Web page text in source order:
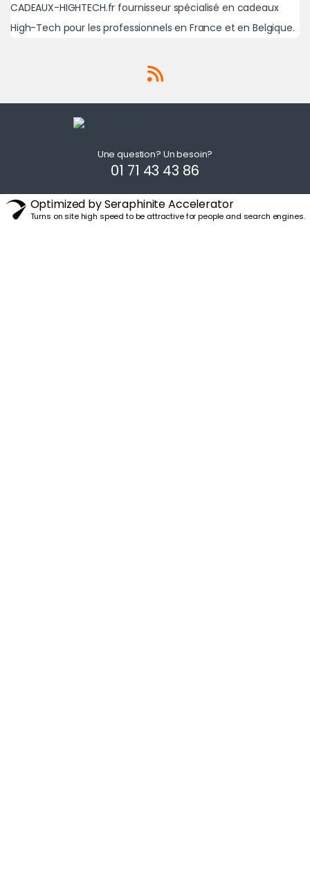
CADEAUX-HIGHTECH.fr fournisseur spécialisé en cadeaux
High-Tech pour les professionnels en France et en Belgique.
Une question? Un besoin?
01 71 43 43 86
Optimized by Seraphinite Accelerator
Turns on site high speed to be attractive for people and search engines.